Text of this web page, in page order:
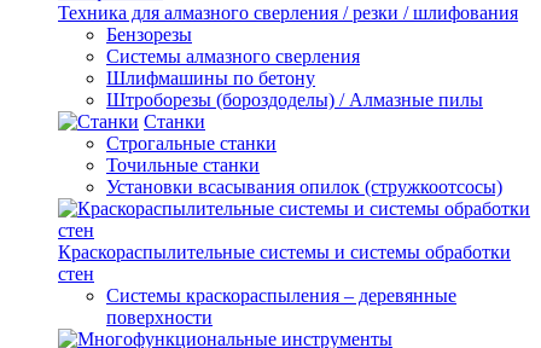
Техника для алмазного сверления / резки / шлифования
Бензорезы
Системы алмазного сверления
Шлифмашины по бетону
Штроборезы (бороздоделы) / Алмазные пилы
Станки
Строгальные станки
Точильные станки
Установки всасывания опилок (стружкоотсосы)
Краскораспылительные системы и системы обработки
стен
Системы краскораспыления – деревянные
поверхности